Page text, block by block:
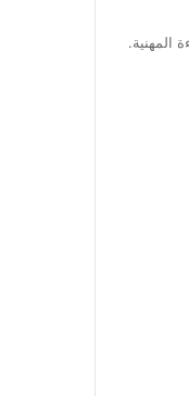
المهنية.